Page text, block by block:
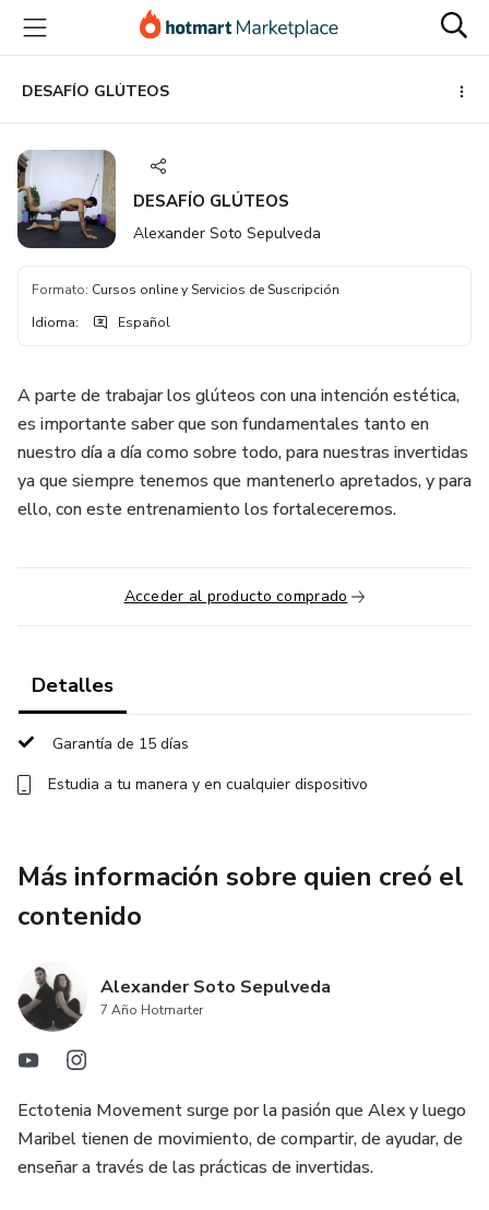
principal
página
de
página
DESAFÍO GLÚTEOS
DESAFÍO GLÚTEOS
Alexander Soto Sepulveda
Formato: Cursos online y Servicios de Suscripción
Idioma: Español
A parte de trabajar los glúteos con una intención estética,
es importante saber que son fundamentales tanto en
nuestro día a día como sobre todo, para nuestras invertidas
ya que siempre tenemos que mantenerlo apretados, y para
ello, con este entrenamiento los fortaleceremos.
Acceder al producto comprado
Detalles
Garantía de 15 días
Estudia a tu manera y en cualquier dispositivo
Más información sobre quien creó el
contenido
Alexander Soto Sepulveda
7 Año Hotmarter
Ectotenia Movement surge por la pasión que Alex y luego
Maribel tienen de movimiento, de compartir, de ayudar, de
enseñar a través de las prácticas de invertidas.